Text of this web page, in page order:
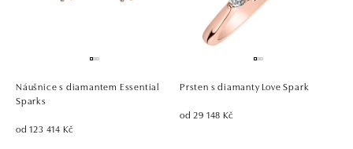
Náušnice s diamantem Essential
Sparks
od 123 414 Kč
Prsten s diamanty Love Spark
od 29 148 Kč